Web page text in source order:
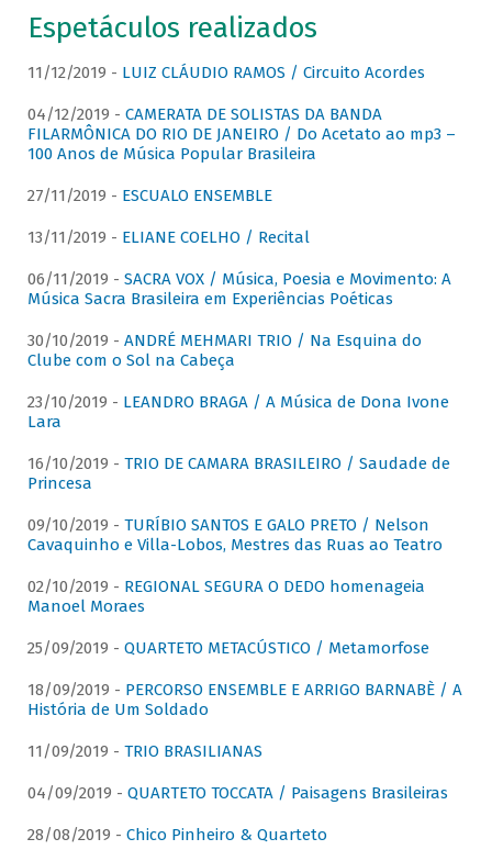
Espetáculos realizados
11/12/2019 - LUIZ CLÁUDIO RAMOS / Circuito Acordes
04/12/2019 - CAMERATA DE SOLISTAS DA BANDA
FILARMÔNICA DO RIO DE JANEIRO / Do Acetato ao mp3 –
100 Anos de Música Popular Brasileira
27/11/2019 - ESCUALO ENSEMBLE
13/11/2019 - ELIANE COELHO / Recital
06/11/2019 - SACRA VOX / Música, Poesia e Movimento: A
Música Sacra Brasileira em Experiências Poéticas
30/10/2019 - ANDRÉ MEHMARI TRIO / Na Esquina do
Clube com o Sol na Cabeça
23/10/2019 - LEANDRO BRAGA / A Música de Dona Ivone
Lara
16/10/2019 - TRIO DE CAMARA BRASILEIRO / Saudade de
Princesa
09/10/2019 - TURÍBIO SANTOS E GALO PRETO / Nelson
Cavaquinho e Villa-Lobos, Mestres das Ruas ao Teatro
02/10/2019 - REGIONAL SEGURA O DEDO homenageia
Manoel Moraes
25/09/2019 - QUARTETO METACÚSTICO / Metamorfose
18/09/2019 - PERCORSO ENSEMBLE E ARRIGO BARNABÈ / A
História de Um Soldado
11/09/2019 - TRIO BRASILIANAS
04/09/2019 - QUARTETO TOCCATA / Paisagens Brasileiras
28/08/2019 - Chico Pinheiro & Quarteto